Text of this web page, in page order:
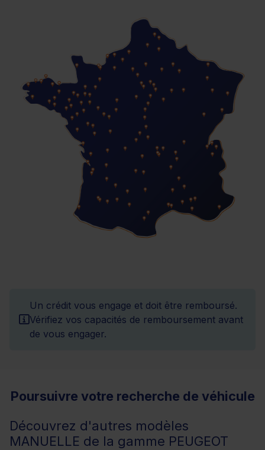
Un crédit vous engage et doit être remboursé.
Vérifiez vos capacités de remboursement avant
de vous engager.
Poursuivre votre recherche de véhicule
Découvrez d'autres modèles
MANUELLE de la gamme PEUGEOT